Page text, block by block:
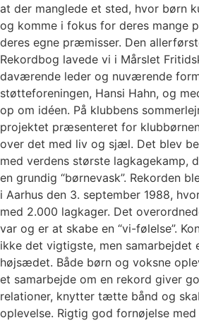
at der manglede et sted, hvor børn
og komme i fokus for deres mange
deres egne præmisser. Den
Rekordbog lavede vi i Mårslet
daværende leder og nuværende
støtteforeningen, Hansi Hahn, og
op om idéen. På klubbens
projektet præsenteret for
over det med liv og sjæl. Det blev
med verdens største lagkagekamp,
en grundig “børnevask”. Rekorden
i Aarhus den 3. september 1988,
med 2.000 lagkager. Det
var og er at skabe en “vi-følelse”.
ikke det vigtigste, men samarbejdet
højsædet. Både børn og voksne
et samarbejde om en rekord giver
relationer, knytter tætte bånd og
oplevelse. Rigtig god fornøjelse